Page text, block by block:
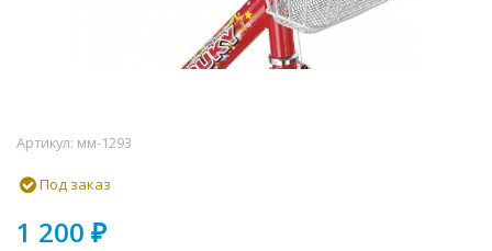
Артикул: мм-1293
Под заказ
1 200 ₽